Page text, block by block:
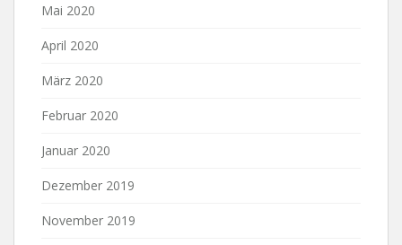
Mai 2020
April 2020
März 2020
Februar 2020
Januar 2020
Dezember 2019
November 2019